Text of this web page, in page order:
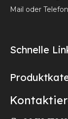
Mail oder
Schnelle